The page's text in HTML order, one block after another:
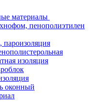
материалы
пенополиэтилен
пароизоляция
изоляция
оконный